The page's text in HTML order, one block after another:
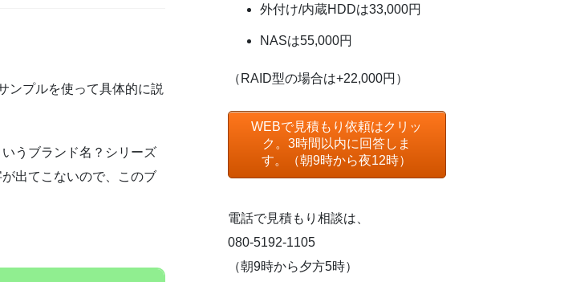
ンプルを使って具体的に説
うブランド名？シリーズ
出てこないので、このブ
外付け/内蔵HDDは33,000円
NASは55,000円
（RAID型の場合は+22,000円）
WEBで見積もり依頼はクリッ
ク。3時間以内に回答しま
す。（朝9時から夜12時）
電話で見積もり相談は、
080-5192-1105
（朝9時から夕方5時）